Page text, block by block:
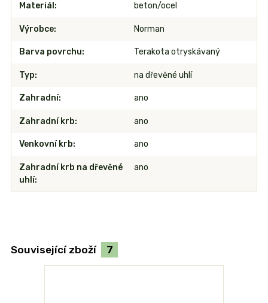
Materiál beton/ocel
Výrobce Norman
Barva povrchu Terakota otryskávaný
Typ na dřevěné uhlí
Zahradní ano
Zahradní krb ano
Venkovní krb ano
Zahradní krb na dřevěné
uhlí
ano
Související zboží 7